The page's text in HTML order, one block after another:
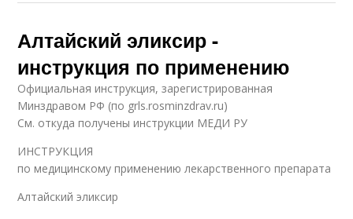
Алтайский эликсир -
инструкция по применению
Официальная инструкция, зарегистрированная
Минздравом РФ (по grls.rosminzdrav.ru)
См. откуда получены инструкции МЕДИ РУ
ИНСТРУКЦИЯ
по медицинскому применению лекарственного препарата
Алтайский эликсир